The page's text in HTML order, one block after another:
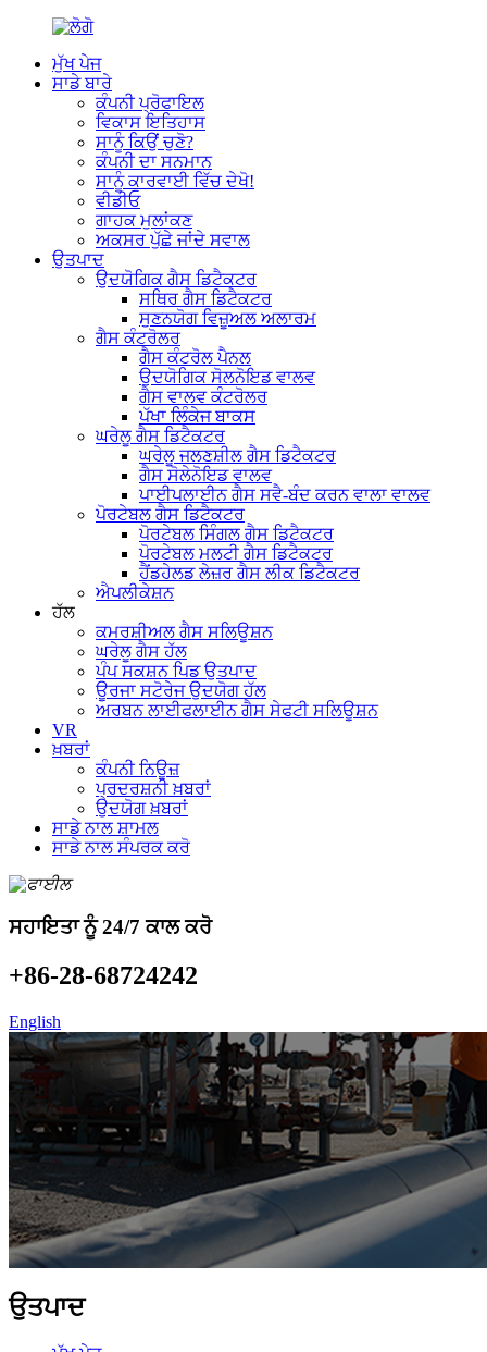
ਮੁੱਖ ਪੇਜ
ਸਾਡੇ ਬਾਰੇ
ਕੰਪਨੀ ਪ੍ਰੋਫਾਇਲ
ਵਿਕਾਸ ਇਤਿਹਾਸ
ਸਾਨੂੰ ਕਿਉਂ ਚੁਣੋ?
ਕੰਪਨੀ ਦਾ ਸਨਮਾਨ
ਸਾਨੂੰ ਕਾਰਵਾਈ ਵਿੱਚ ਦੇਖੋ!
ਵੀਡੀਓ
ਗਾਹਕ ਮੁਲਾਂਕਣ
ਅਕਸਰ ਪੁੱਛੇ ਜਾਂਦੇ ਸਵਾਲ
ਉਤਪਾਦ
ਉਦਯੋਗਿਕ ਗੈਸ ਡਿਟੈਕਟਰ
ਸਥਿਰ ਗੈਸ ਡਿਟੈਕਟਰ
ਸੁਣਨਯੋਗ ਵਿਜ਼ੂਅਲ ਅਲਾਰਮ
ਗੈਸ ਕੰਟਰੋਲਰ
ਗੈਸ ਕੰਟਰੋਲ ਪੈਨਲ
ਉਦਯੋਗਿਕ ਸੋਲਨੋਇਡ ਵਾਲਵ
ਗੈਸ ਵਾਲਵ ਕੰਟਰੋਲਰ
ਪੱਖਾ ਲਿੰਕੇਜ ਬਾਕਸ
ਘਰੇਲੂ ਗੈਸ ਡਿਟੈਕਟਰ
ਘਰੇਲੂ ਜਲਣਸ਼ੀਲ ਗੈਸ ਡਿਟੈਕਟਰ
ਗੈਸ ਸੋਲੇਨੋਇਡ ਵਾਲਵ
ਪਾਈਪਲਾਈਨ ਗੈਸ ਸਵੈ-ਬੰਦ ਕਰਨ ਵਾਲਾ ਵਾਲਵ
ਪੋਰਟੇਬਲ ਗੈਸ ਡਿਟੈਕਟਰ
ਪੋਰਟੇਬਲ ਸਿੰਗਲ ਗੈਸ ਡਿਟੈਕਟਰ
ਪੋਰਟੇਬਲ ਮਲਟੀ ਗੈਸ ਡਿਟੈਕਟਰ
ਹੈਂਡਹੇਲਡ ਲੇਜ਼ਰ ਗੈਸ ਲੀਕ ਡਿਟੈਕਟਰ
ਐਪਲੀਕੇਸ਼ਨ
ਹੱਲ
ਕਮਰਸ਼ੀਅਲ ਗੈਸ ਸਲਿਊਸ਼ਨ
ਘਰੇਲੂ ਗੈਸ ਹੱਲ
ਪੰਪ ਸਕਸ਼ਨ ਪਿਡ ਉਤਪਾਦ
ਊਰਜਾ ਸਟੋਰੇਜ ਉਦਯੋਗ ਹੱਲ
ਅਰਬਨ ਲਾਈਫਲਾਈਨ ਗੈਸ ਸੇਫਟੀ ਸਲਿਊਸ਼ਨ
VR
ਖ਼ਬਰਾਂ
ਕੰਪਨੀ ਨਿਊਜ਼
ਪ੍ਰਦਰਸ਼ਨੀ ਖ਼ਬਰਾਂ
ਉਦਯੋਗ ਖ਼ਬਰਾਂ
ਸਾਡੇ ਨਾਲ ਸ਼ਾਮਲ
ਸਾਡੇ ਨਾਲ ਸੰਪਰਕ ਕਰੋ
ਸਹਾਇਤਾ ਨੂੰ 24/7 ਕਾਲ ਕਰੋ
+86-28-68724242
English
ਉਤਪਾਦ